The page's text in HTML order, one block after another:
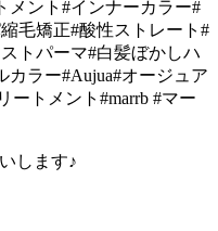
メント#インナーカラー#
毛矯正#酸性ストレート#
トパーマ#白髪ぼかしハ
カラー#Aujua#オージュア
ートメント#marrb #マー
します♪